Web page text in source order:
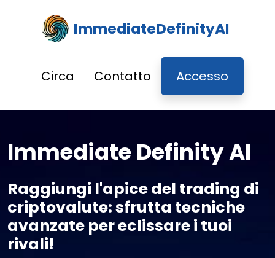
ImmediateDefinityAI
Circa Contatto Accesso
Immediate Definity AI
Raggiungi l'apice del trading di
criptovalute: sfrutta tecniche
avanzate per eclissare i tuoi
rivali!